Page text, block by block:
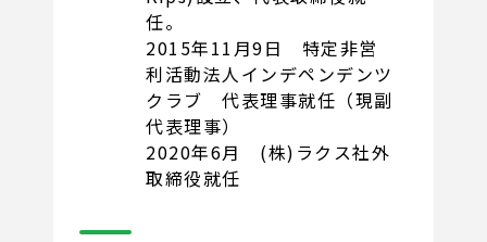
任。
2015年11月9日 特定非営
利活動法人インデペンデンツ
クラブ 代表理事就任（現副
代表理事）
2020年6月 (株)ラクス社外
取締役就任